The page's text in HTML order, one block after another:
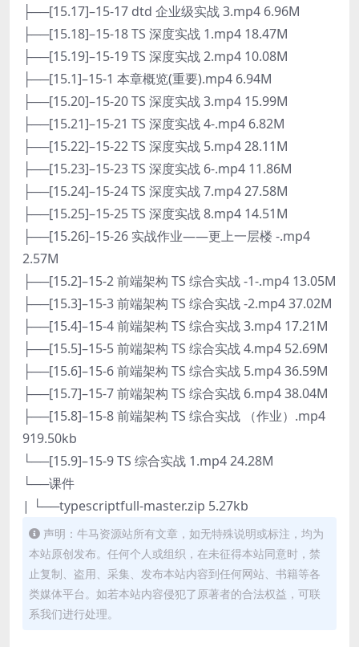
├──[15.17]–15-17 dtd 企业级实战 3.mp4 6.96M
├──[15.18]–15-18 TS 深度实战 1.mp4 18.47M
├──[15.19]–15-19 TS 深度实战 2.mp4 10.08M
├──[15.1]–15-1 本章概览(重要).mp4 6.94M
├──[15.20]–15-20 TS 深度实战 3.mp4 15.99M
├──[15.21]–15-21 TS 深度实战 4-.mp4 6.82M
├──[15.22]–15-22 TS 深度实战 5.mp4 28.11M
├──[15.23]–15-23 TS 深度实战 6-.mp4 11.86M
├──[15.24]–15-24 TS 深度实战 7.mp4 27.58M
├──[15.25]–15-25 TS 深度实战 8.mp4 14.51M
├──[15.26]–15-26 实战作业——更上一层楼 -.mp4
2.57M
├──[15.2]–15-2 前端架构 TS 综合实战 -1-.mp4 13.05M
├──[15.3]–15-3 前端架构 TS 综合实战 -2.mp4 37.02M
├──[15.4]–15-4 前端架构 TS 综合实战 3.mp4 17.21M
├──[15.5]–15-5 前端架构 TS 综合实战 4.mp4 52.69M
├──[15.6]–15-6 前端架构 TS 综合实战 5.mp4 36.59M
├──[15.7]–15-7 前端架构 TS 综合实战 6.mp4 38.04M
├──[15.8]–15-8 前端架构 TS 综合实战 （作业）.mp4
919.50kb
└──[15.9]–15-9 TS 综合实战 1.mp4 24.28M
└──课件
| └──typescriptfull-master.zip 5.27kb
声明：牛马资源站所有文章，如无特殊说明或标注，均为
本站原创发布。任何个人或组织，在未征得本站同意时，禁
止复制、盗用、采集、发布本站内容到任何网站、书籍等各
类媒体平台。如若本站内容侵犯了原著者的合法权益，可联
系我们进行处理。